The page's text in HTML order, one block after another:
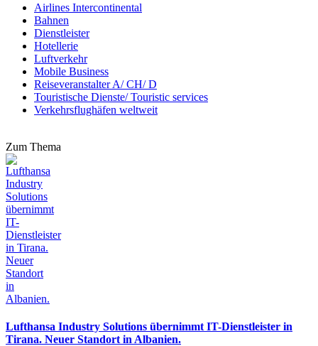
Airlines Intercontinental
Bahnen
Dienstleister
Hotellerie
Luftverkehr
Mobile Business
Reiseveranstalter A/ CH/ D
Touristische Dienste/ Touristic services
Verkehrsflughäfen weltweit
Zum Thema
Lufthansa Industry Solutions übernimmt IT-Dienstleister in
Tirana. Neuer Standort in Albanien.